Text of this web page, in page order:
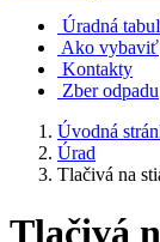
Úradná
Ako vybaviť
Kontakty
Zber odpadu
Úvodná
Úrad
Tlačivá na
Tlačivá